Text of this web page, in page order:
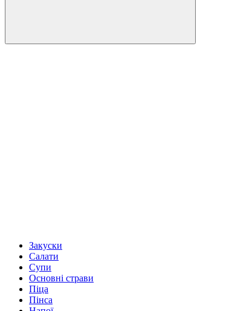
Закуски
Салати
Супи
Основні страви
Піца
Пінса